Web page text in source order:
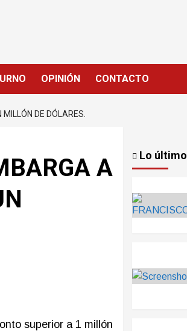
OPINIÓN CONTACTO
DE DÓLARES.
A
superior a 1 millón
Lo último